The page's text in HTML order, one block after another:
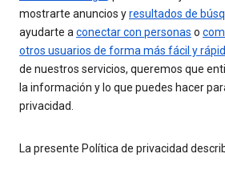
mostrarte anuncios yresultados de
ayudarte aconectar con personas o
otros usuarios de forma más fácil y
de nuestros servicios, queremos que
la información y lo que puedes hacer
privacidad.
La presente Política de privacidad